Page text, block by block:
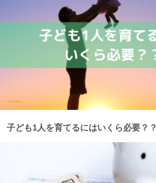
子ども1人を育てるにはいくら必要？？